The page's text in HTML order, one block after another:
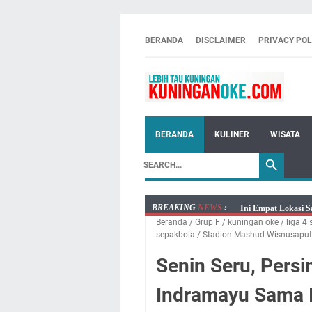
BERANDA DISCLAIMER PRIVACY
BERANDA KULINER WISATA
BREAKING NEWS :
Ini Empat Lokasi
Jumat 7 Agustus
Tetap Berjalan
Salat Lima Waktu
Menenangkan, Ini
Beranda / Grup F / kuningan oke / liga 4
sepakbola / Stadion Mashud
Senin Seru,
Indramayu Sama